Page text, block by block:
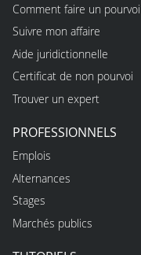
Comment faire un pourvoi
Suivre mon affaire
Aide juridictionnelle
Certificat de non pourvoi
Trouver un expert
PROFESSIONNELS
Emplois
Alternances
Stages
Marchés publics